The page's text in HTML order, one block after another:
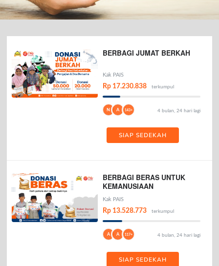
BERBAGI JUMAT BERKAH
Kak PAIS
Rp 17.230.838 terkumpul
N A 143+ 4 bulan, 24 hari lagi
SIAP SEDEKAH
BERBAGI BERAS UNTUK
KEMANUSIAAN
Kak PAIS
Rp 13.528.773 terkumpul
A A 117+ 4 bulan, 24 hari lagi
SIAP SEDEKAH